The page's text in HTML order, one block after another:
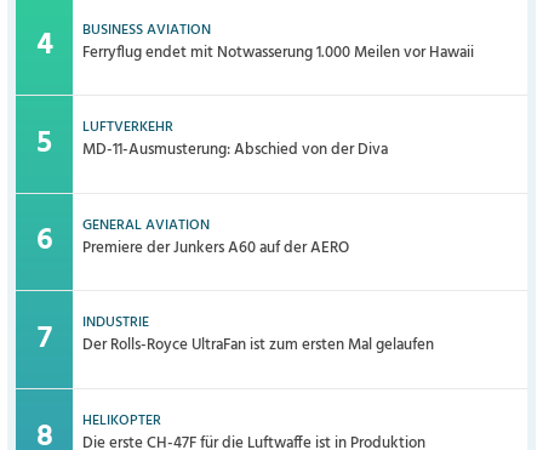
BUSINESS AVIATION
Ferryflug endet mit Notwasserung 1.000 Meilen vor Hawaii
LUFTVERKEHR
MD-11-Ausmusterung: Abschied von der Diva
GENERAL AVIATION
Premiere der Junkers A60 auf der AERO
INDUSTRIE
Der Rolls-Royce UltraFan ist zum ersten Mal gelaufen
HELIKOPTER
Die erste CH-47F für die Luftwaffe ist in Produktion